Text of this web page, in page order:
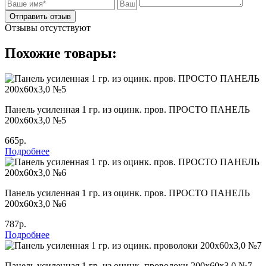
Отправить отзыв
Отзывы отсутствуют
Похожие товары:
Панель усиленная 1 гр. из оцинк. пров. ПРОСТО ПАНЕЛЬ
200х60х3,0 №5
665р.
Подробнее
Панель усиленная 1 гр. из оцинк. пров. ПРОСТО ПАНЕЛЬ
200х60х3,0 №6
787р.
Подробнее